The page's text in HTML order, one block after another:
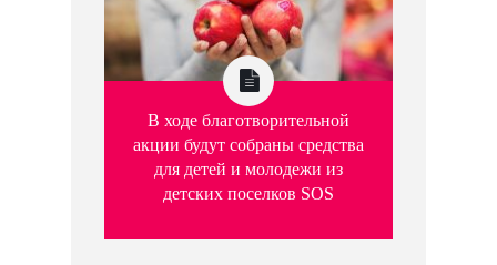
В ходе благотворительной
акции будут собраны средства
для детей и молодежи из
детских поселков SOS